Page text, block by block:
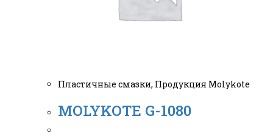
Пластичные смазки, Продукция Molykote
MOLYKOTE G-1080